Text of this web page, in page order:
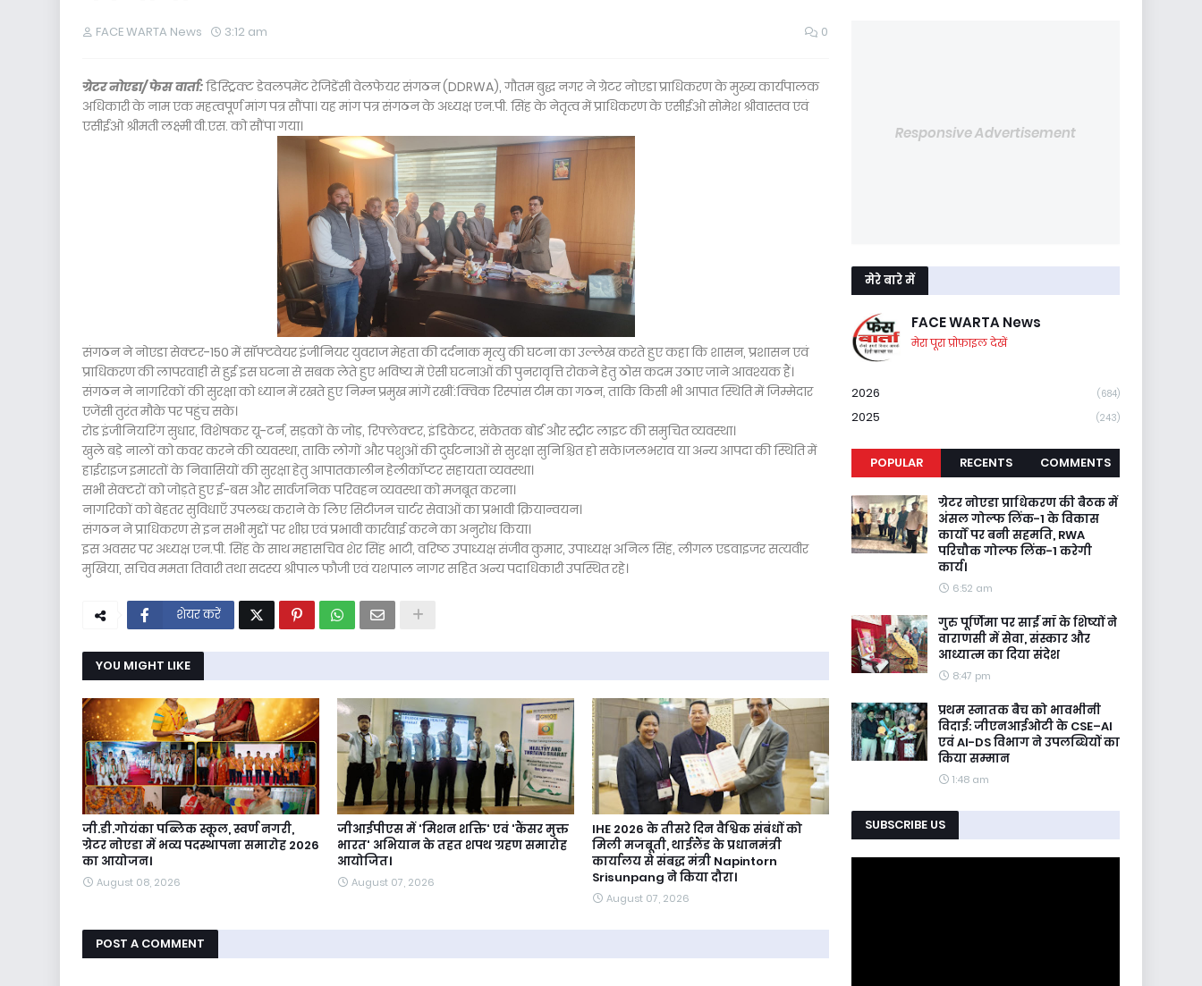
FACE WARTA News 3:12 am 0
ग्रेटर नोएडा/ फेस वार्ता:डिस्ट्रिक्ट डेवलपमेंट रेजिडेंसी वेलफेयर संगठन (DDRWA), गौतम बुद्ध नगर ने ग्रेटर नोएडा प्राधिकरण के मुख्य कार्यपालक
अधिकारी के नाम एक महत्वपूर्ण मांग पत्र सौंपा। यह मांग पत्र संगठन के अध्यक्ष एन.पी. सिंह के नेतृत्व में प्राधिकरण के एसीईओ सोमेश श्रीवास्तव एवं
एसीईओ श्रीमती लक्ष्मी वी.एस. को सौंपा गया।
संगठन ने नोएडा सेक्टर-150 में सॉफ्टवेयर इंजीनियर युवराज मेहता की दर्दनाक मृत्यु की घटना का उल्लेख करते हुए कहा कि शासन, प्रशासन एवं
प्राधिकरण की लापरवाही से हुई इस घटना से सबक लेते हुए भविष्य में ऐसी घटनाओं की पुनरावृत्ति रोकने हेतु ठोस कदम उठाए जाने आवश्यक हैं।
संगठन ने नागरिकों की सुरक्षा को ध्यान में रखते हुए निम्न प्रमुख मांगें रखीं:क्विक रिस्पांस टीम का गठन, ताकि किसी भी आपात स्थिति में जिम्मेदार
एजेंसी तुरंत मौके पर पहुंच सके।
रोड इंजीनियरिंग सुधार, विशेषकर यू-टर्न, सड़कों के जोड़, रिफ्लेक्टर, इंडिकेटर, संकेतक बोर्ड और स्ट्रीट लाइट की समुचित व्यवस्था।
खुले बड़े नालों को कवर करने की व्यवस्था, ताकि लोगों और पशुओं की दुर्घटनाओं से सुरक्षा सुनिश्चित हो सके।जलभराव या अन्य आपदा की स्थिति में
हाईराइज इमारतों के निवासियों की सुरक्षा हेतु आपातकालीन हेलीकॉप्टर सहायता व्यवस्था।
सभी सेक्टरों को जोड़ते हुए ई-बस और सार्वजनिक परिवहन व्यवस्था को मजबूत करना।
नागरिकों को बेहतर सुविधाएँ उपलब्ध कराने के लिए सिटीजन चार्टर सेवाओं का प्रभावी क्रियान्वयन।
संगठन ने प्राधिकरण से इन सभी मुद्दों पर शीघ्र एवं प्रभावी कार्रवाई करने का अनुरोध किया।
इस अवसर पर अध्यक्ष एन.पी. सिंह के साथ महासचिव शेर सिंह भाटी, वरिष्ठ उपाध्यक्ष संजीव कुमार, उपाध्यक्ष अनिल सिंह, लीगल एडवाइजर सत्यवीर
मुखिया, सचिव ममता तिवारी तथा सदस्य श्रीपाल फौजी एवं यशपाल नागर सहित अन्य पदाधिकारी उपस्थित रहे।
शेयर करें
YOU MIGHT LIKE
जी.डी.गोयंका पब्लिक स्कूल, स्वर्ण नगरी,
ग्रेटर नोएडा में भव्य पदस्थापना समारोह 2026
का आयोजन।
August 08, 2026
जीआईपीएस में 'मिशन शक्ति' एवं 'कैंसर मुक्त
भारत' अभियान के तहत शपथ ग्रहण समारोह
आयोजित।
August 07, 2026
IHE 2026 के तीसरे दिन वैश्विक संबंधों को
मिली मजबूती, थाईलैंड के प्रधानमंत्री
कार्यालय से संबद्ध मंत्री Napintorn
Srisunpang ने किया दौरा।
August 07, 2026
POST A COMMENT
Responsive Advertisement
मेरे बारे में
FACE WARTA News
मेरा पूरा प्रोफ़ाइल देखें
2026 (684)
2025 (243)
POPULAR RECENTS COMMENTS
ग्रेटर नोएडा प्राधिकरण की बैठक में
अंसल गोल्फ लिंक-1 के विकास
कार्यों पर बनी सहमति, RWA
परिचौक गोल्फ लिंक-1 करेगी
कार्य।
6:52 am
गुरु पूर्णिमा पर साईं माँ के शिष्यों ने
वाराणसी में सेवा, संस्कार और
आध्यात्म का दिया संदेश
8:47 pm
प्रथम स्नातक बैच को भावभीनी
विदाई: जीएनआईओटी के CSE–AI
एवं AI-DS विभाग ने उपलब्धियों का
किया सम्मान
1:48 am
SUBSCRIBE US